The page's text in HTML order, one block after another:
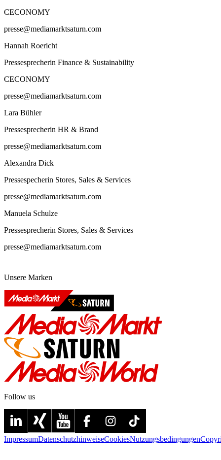
CECONOMY
presse@mediamarktsaturn.com
Hannah Roericht
Pressesprecherin Finance & Sustainability
CECONOMY
presse@mediamarktsaturn.com
Lara Bühler
Pressesprecherin HR & Brand
presse@mediamarktsaturn.com
Alexandra Dick
Pressespecherin Stores, Sales & Services
presse@mediamarktsaturn.com
Manuela Schulze
Pressesprecherin Stores, Sales & Services
presse@mediamarktsaturn.com
Unsere Marken
Follow us
ImpressumDatenschutzhinweiseCookiesNutzungsbedingungen